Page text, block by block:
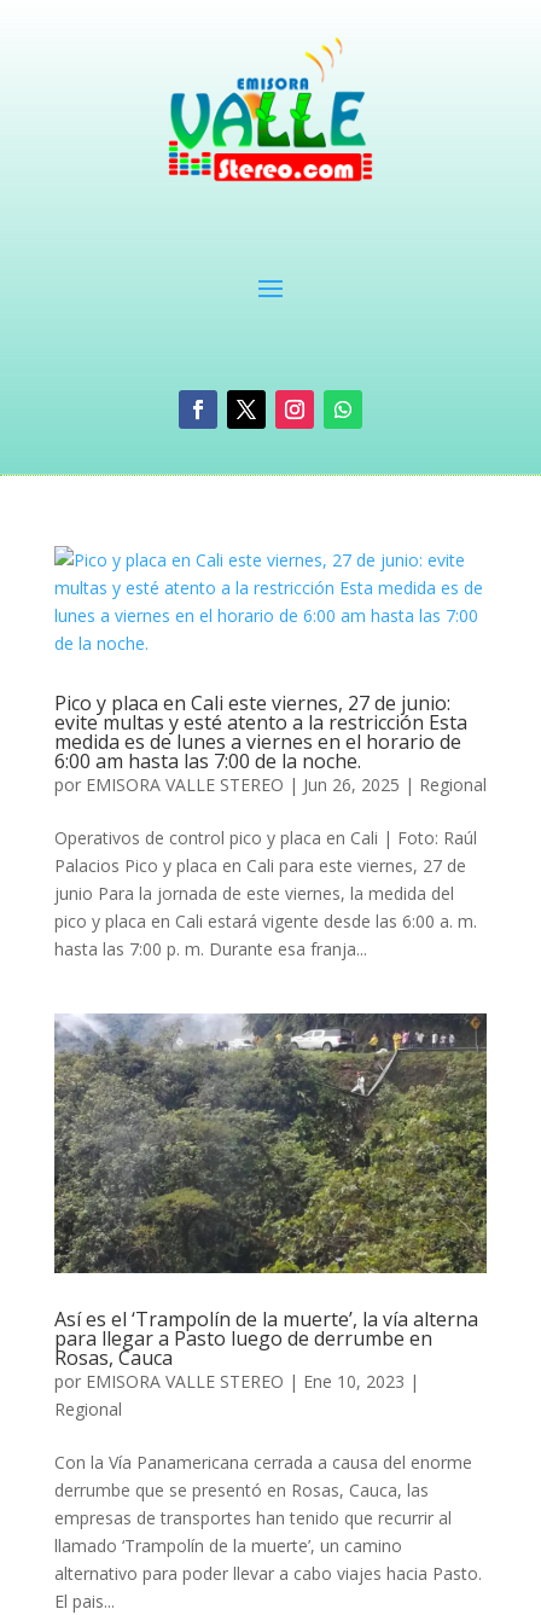
Pico y placa en Cali este viernes, 27 de junio:
evite multas y esté atento a la restricción Esta
medida es de lunes a viernes en el horario de
6:00 am hasta las 7:00 de la noche.
por EMISORA VALLE STEREO | Jun 26, 2025 | Regional
Operativos de control pico y placa en Cali | Foto: Raúl
Palacios Pico y placa en Cali para este viernes, 27 de
junio Para la jornada de este viernes, la medida del
pico y placa en Cali estará vigente desde las 6:00 a. m.
hasta las 7:00 p. m. Durante esa franja...
Así es el ‘Trampolín de la muerte’, la vía alterna
para llegar a Pasto luego de derrumbe en
Rosas, Cauca
por EMISORA VALLE STEREO | Ene 10, 2023 |
Regional
Con la Vía Panamericana cerrada a causa del enorme
derrumbe que se presentó en Rosas, Cauca, las
empresas de transportes han tenido que recurrir al
llamado ‘Trampolín de la muerte’, un camino
alternativo para poder llevar a cabo viajes hacia Pasto.
El pais...